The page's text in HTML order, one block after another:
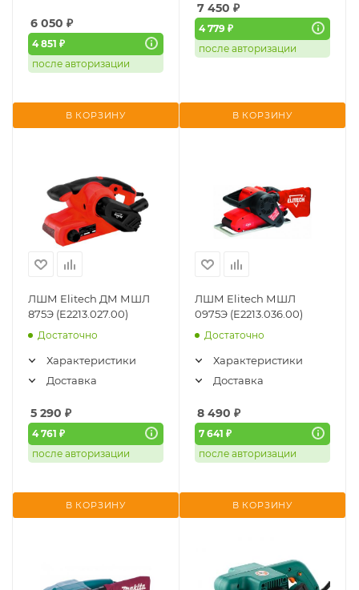
6 050 ₽
4 851 ₽
после авторизации
В КОРЗИНУ
7 450 ₽
4 779 ₽
после авторизации
В КОРЗИНУ
ЛШМ Elitech ДМ МШЛ
875Э (E2213.027.00)
Достаточно
Характеристики
Доставка
5 290 ₽
4 761 ₽
после авторизации
В КОРЗИНУ
ЛШМ Elitech МШЛ
0975Э (E2213.036.00)
Достаточно
Характеристики
Доставка
8 490 ₽
7 641 ₽
после авторизации
В КОРЗИНУ